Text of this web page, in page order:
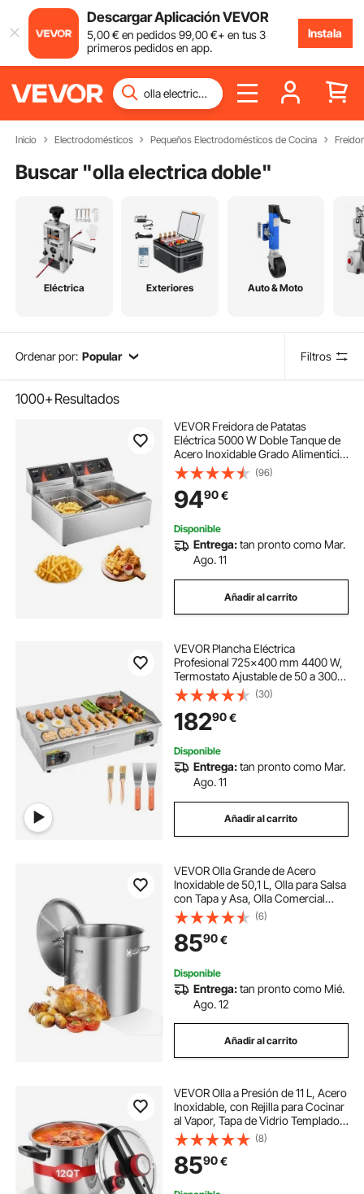
Descargar Aplicación VEVOR
5,00€ en pedidos99,00€+ en tus 3
primeros pedidos en app.
Instala
Inicio Electrodomésticos Pequeños Electrodomésticos de Cocina
Buscar "olla electrica doble"
Eléctrica Exteriores Auto & Moto
Ordenar por: Popular Filtros
1000+Resultados
VEVOR Freidora de Patatas
Eléctrica 5000 W Doble Tanque de
Acero Inoxidable Grado Alimenticio
con Control de Temperatura
Ajustable Freidora de Doble Chip
Fácil de Limpiar con Cesta Doble y
Tapa
(96)
9490€
Disponible
Entrega:tan pronto como Mar.
Ago. 11
Añadir al carrito
VEVOR Plancha Eléctrica
Profesional 725x400 mm 4400 W,
Termostato Ajustable de 50 a 300
°C, Placa con Protección contra
Salpicaduras, Cuerpo de Acero
Inoxidable, para Uso en Interiores y
Exteriores
(30)
18290€
Disponible
Entrega:tan pronto como Mar.
Ago. 11
Añadir al carrito
VEVOR Olla Grande de Acero
Inoxidable de 50,1 L, Olla para Salsa
con Tapa y Asa, Olla Comercial
Resistente, Tratamiento de Lijado,
para Eventos de Grupos Grandes,
Color Plateado, 395 x 405 mm
(6)
8590€
Disponible
Entrega:tan pronto como Mié.
Ago. 12
Añadir al carrito
VEVOR Olla a Presión de 11 L, Acero
Inoxidable, con Rejilla para Cocinar
al Vapor, Tapa de Vidrio Templado,
Tres Configuraciones de Presión
para Carne, Frijoles, Arroz, Sopa y
Salsas, 100 kPa
(8)
8590€